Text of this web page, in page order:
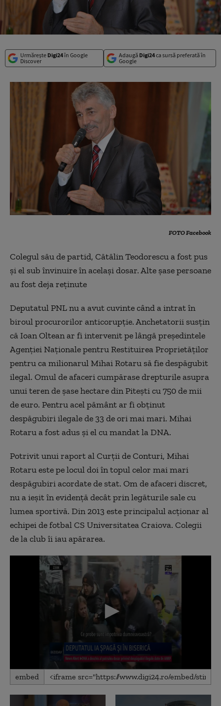
Urmărește Digi24în Google
Discover
Adaugă Digi24ca sursă preferată în
Google
FOTO Facebook
Colegul său de partid, Cătălin Teodorescu a fost pus
şi el sub învinuire în acelaşi dosar. Alte șase persoane
au fost deja reţinute
Deputatul PNL nu a avut cuvinte când a intrat în
biroul procurorilor anticorupţie. Anchetatorii susţin
că Ioan Oltean ar fi intervenit pe lângă preşedintele
Agenţiei Naţionale pentru Restituirea Proprietăţilor
pentru ca milionarul Mihai Rotaru să fie despăgubit
ilegal. Omul de afaceri cumpărase drepturile asupra
unui teren de şase hectare din Piteşti cu 750 de mii
de euro. Pentru acel pământ ar fi obţinut
despăgubiri ilegale de 33 de ori mai mari. Mihai
Rotaru a fost adus şi el cu mandat la DNA.
Potrivit unui raport al Curţii de Conturi, Mihai
Rotaru este pe locul doi în topul celor mai mari
despăgubiri acordate de stat. Om de afaceri discret,
nu a ieşit în evidenţă decât prin legăturile sale cu
lumea sportivă. Din 2013 este principalul acţionar al
echipei de fotbal CS Universitatea Craiova. Colegii
de la club îi iau apărarea.
0
seconds
2
embed